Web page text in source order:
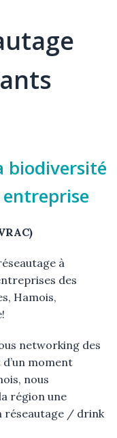
biodiversité
à
des
Hamois,
networking des
moment
nous
région une
réseautage / drink